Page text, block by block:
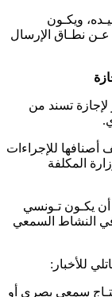
ويكـون
عـن نطـاق الإرسال
لإجازة تسند من
أصنافها للإجراءات
المكلفة
يكـون تـونسي
في النشاط السمعي
للأخبار:
سمعي بصري أو